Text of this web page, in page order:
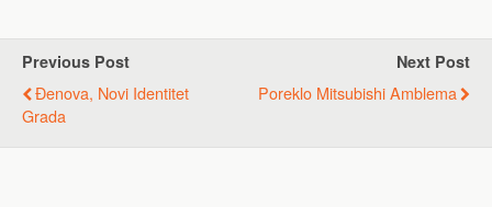
Previous Post
Đenova, Novi Identitet
Grada
Next Post
Poreklo Mitsubishi Amblema